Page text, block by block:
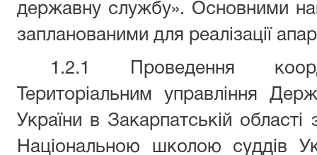
державну службу». Основними
запланованими для реалізації
1.2.1 Проведення
Територіальним управління
України в Закарпатській
Національною школою суддів